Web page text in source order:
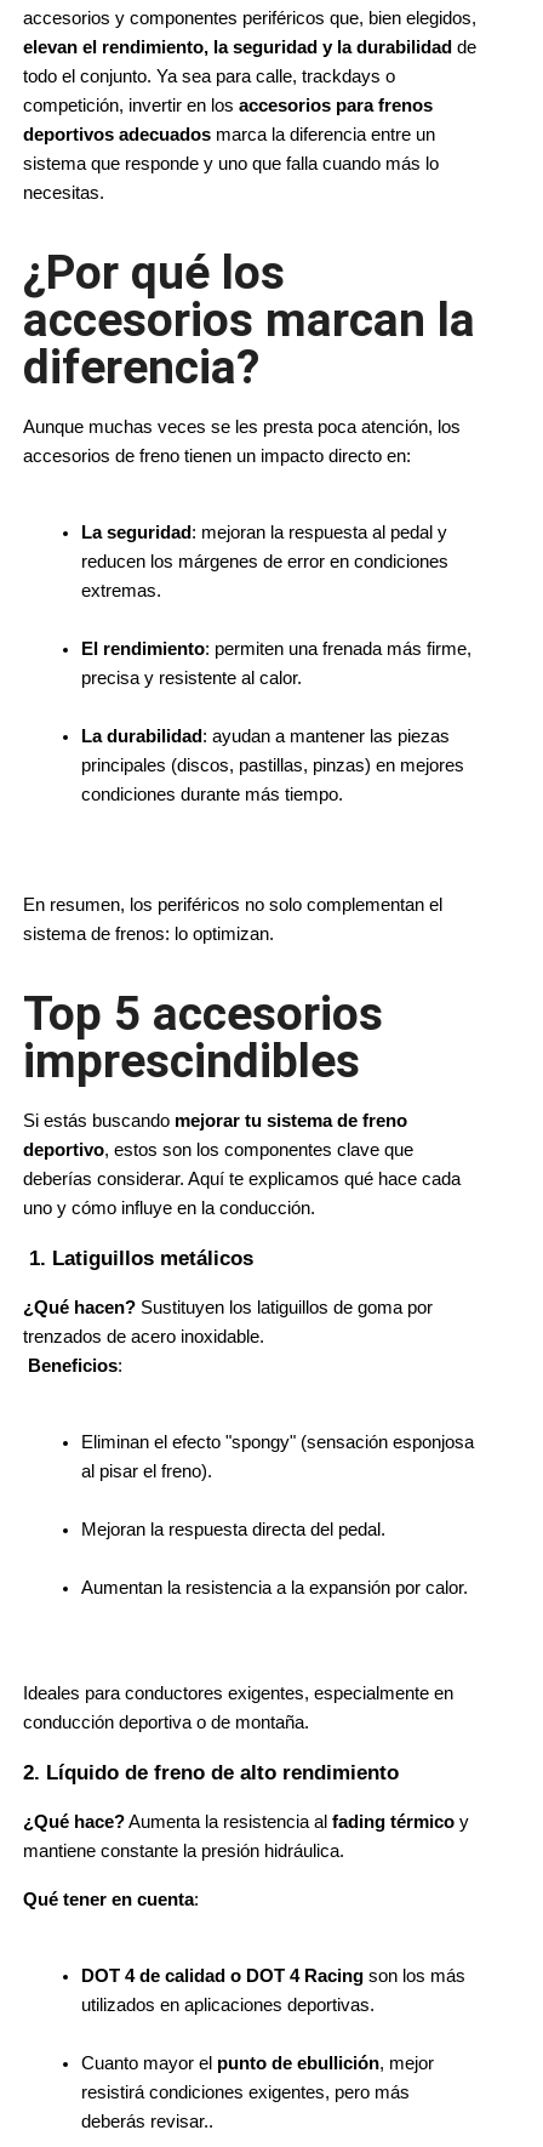
elevan el rendimiento, la seguridad y la durabilidad de
todo el conjunto. Ya sea para calle, trackdays o
competición, invertir en los accesorios para frenos
deportivos adecuados marca la diferencia entre un
sistema que responde y uno que falla cuando más lo
necesitas.
¿Por qué los
accesorios marcan la
diferencia?
Aunque muchas veces se les presta poca atención, los
accesorios de freno tienen un impacto directo en:
La seguridad : mejoran la respuesta al pedal y
reducen los márgenes de error en condiciones
extremas.
El rendimiento: permiten una frenada más firme,
precisa y resistente al calor.
La durabilidad : ayudan a mantener las piezas
principales (discos, pastillas, pinzas) en mejores
condiciones durante más tiempo.
En resumen, los periféricos no solo complementan el
sistema de frenos: lo optimizan.
Top 5 accesorios
imprescindibles
Si estás buscando mejorar tu sistema de freno
deportivo, estos son los componentes clave que
deberías considerar. Aquí te explicamos qué hace cada
uno y cómo influye en la conducción.
1. Latiguillos metálicos
¿Qué hacen? Sustituyen los latiguillos de goma por
trenzados de acero inoxidable.
Beneficios:
Eliminan el efecto "spongy" (sensación esponjosa
al pisar el freno).
Mejoran la respuesta directa del pedal.
Aumentan la resistencia a la expansión por calor.
Ideales para conductores exigentes, especialmente en
conducción deportiva o de montaña.
2. Líquido de freno de alto rendimiento
¿Qué hace? Aumenta la resistencia al fading térmico y
mantiene constante la presión hidráulica.
Qué tener en cuenta:
DOT 4 de calidad o DOT 4 Racing son los más
utilizados en aplicaciones deportivas.
Cuanto mayor el punto de ebullición, mejor
resistirá condiciones exigentes, pero más
deberás revisar..